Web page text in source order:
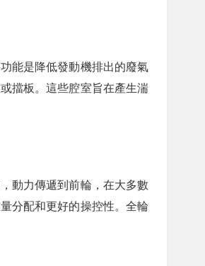
能是降低發動機排出的廢氣
擋板。這些腔室旨在產生湍
動力傳遞到前輪，在大多數
分配和更好的操控性。全輪